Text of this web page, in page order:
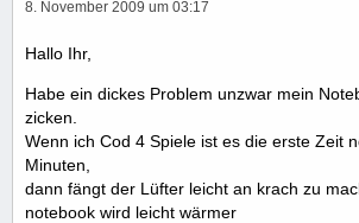
8. November 2009 um 03:17
Hallo Ihr,
Habe ein dickes Problem unzwar mein
zicken.
Wenn ich Cod 4 Spiele ist es die erste Zeit
Minuten,
dann fängt der Lüfter leicht an krach zu
notebook wird leicht wärmer